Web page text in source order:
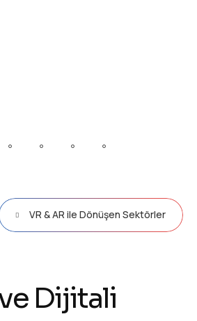
VR & AR ile Dönüşen Sektörler
e Dijitali